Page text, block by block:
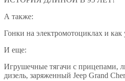
А также:
Гонки на электромотоциклах и как
И еще:
Игрушечные тягачи с прицепами,
дизель, заряженный Jeep Grand